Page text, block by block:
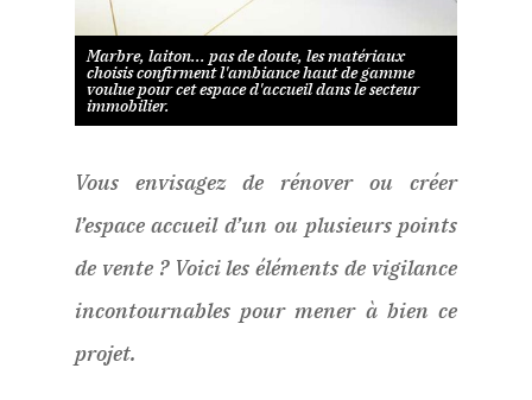
Marbre, laiton... pas de doute, les matériaux
choisis confirment l'ambiance haut de gamme
voulue pour cet espace d'accueil dans le secteur
immobilier.
Vous envisagez de rénover ou créer
l’espace accueil d’un ou plusieurs points
de vente ? Voici les éléments de vigilance
incontournables pour mener à bien ce
projet.